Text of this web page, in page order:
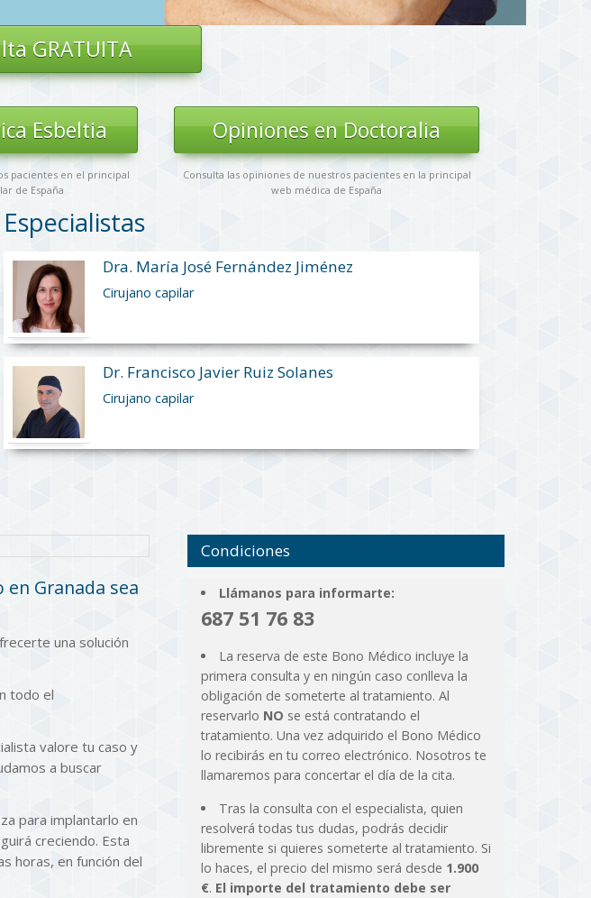
GRATUITA
Esbeltia
pacientes en el principal
de España
Opiniones en Doctoralia
Consulta las opiniones de nuestros pacientes en la principal
web médica de España
Especialistas
Dra. María José Fernández Jiménez
Cirujano capilar
Dr. Francisco Javier Ruiz Solanes
Cirujano capilar
Granada sea
una solución
todo el
valore tu caso y
a buscar
para implantarlo en
creciendo. Esta
horas, en función del
Condiciones
Llámanos para informarte:
687 51 76 83
La reserva de este Bono Médico incluye la
primera consulta y en ningún caso conlleva la
obligación de someterte al tratamiento. Al
reservarlo NO se está contratando el
tratamiento. Una vez adquirido el Bono Médico
lo recibirás en tu correo electrónico. Nosotros te
llamaremos para concertar el día de la cita.
Tras la consulta con el especialista, quien
resolverá todas tus dudas, podrás decidir
libremente si quieres someterte al tratamiento. Si
lo haces, el precio del mismo será desde 1.900
€. El importe del tratamiento debe ser